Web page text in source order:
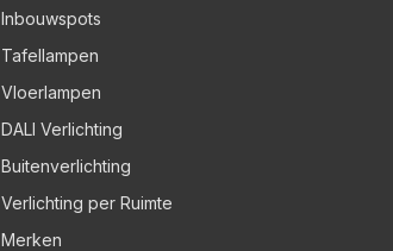
Inbouwspots
Tafellampen
Vloerlampen
DALI Verlichting
Buitenverlichting
Verlichting per Ruimte
Merken